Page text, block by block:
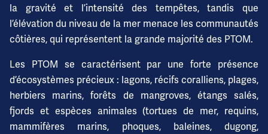
la gravité et l’intensité des tempêtes, tandis que
l’élévation du niveau de la mer menace les communautés
côtières, qui représentent la grande majorité des PTOM.
Les PTOM se caractérisent par une forte présence
d’écosystèmes précieux : lagons, récifs coralliens, plages,
herbiers marins, forêts de mangroves, étangs salés,
fjords et espèces animales (tortues de mer, requins,
mammifères marins, phoques, baleines, dugong,